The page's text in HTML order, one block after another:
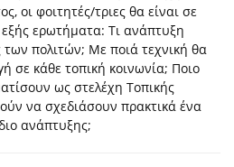
οι φοιτητές/τριες θα είναι σε
ερωτήματα: Τι ανάπτυξη
των πολιτών; Με ποιά τεχνική θα
σε κάθε τοπική κοινωνία; Ποιο
ως στελέχη Τοπικής
να σχεδιάσουν πρακτικά ένα
ανάπτυξης;